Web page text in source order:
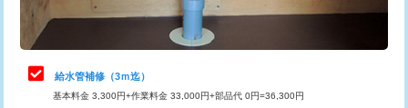
排水管工事（追加 排水管工事/3ｍ超
マス交換（土の掘削・埋め戻し作業）
理・調整・分解・加工など（軽作業）
止水・漏水調査・防水処理・清掃・修
理・調整・分解・加工など（中作業）
止水・漏水調査・防水処理・清掃・修
33,000円
給水管補修（3ｍ迄）
基本料金 3,300円+作業料金 33,000円+部品代 0円=36,300円